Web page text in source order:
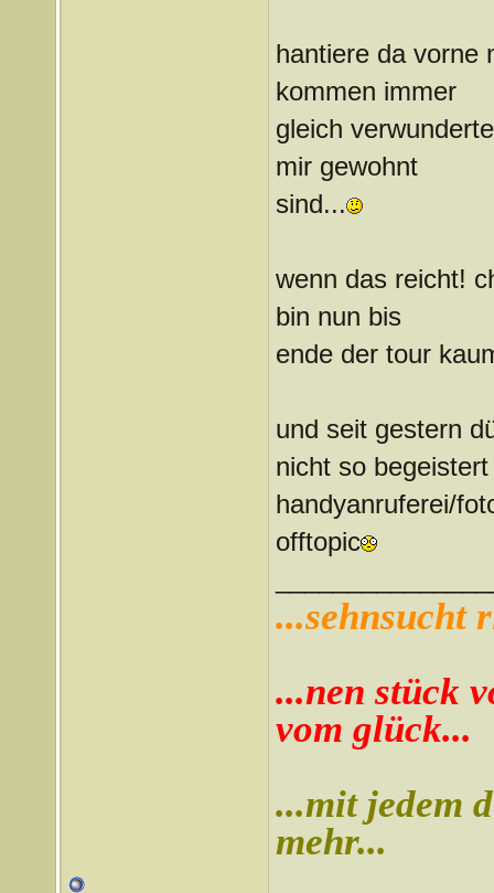
hantiere da vorne
kommen immer
gleich
mir gewohnt
sind...
wenn das reicht!
bin nun bis
ende der tour
und seit gestern
nicht so
handyanruferei/
offtopic
...sehnsucht
...nen stück
vom glück...
...mit jedem
mehr...